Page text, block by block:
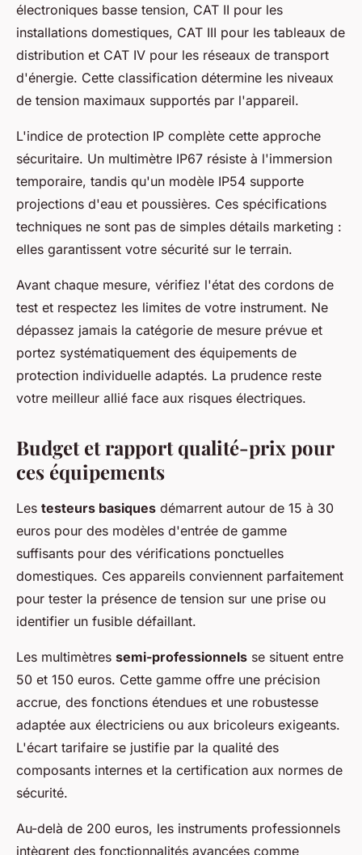
électroniques basse tension, CAT II pour les
installations domestiques, CAT III pour les tableaux de
distribution et CAT IV pour les réseaux de transport
d'énergie. Cette classification détermine les niveaux
de tension maximaux supportés par l'appareil.
L'indice de protection IP complète cette approche
sécuritaire. Un multimètre IP67 résiste à l'immersion
temporaire, tandis qu'un modèle IP54 supporte
projections d'eau et poussières. Ces spécifications
techniques ne sont pas de simples détails marketing :
elles garantissent votre sécurité sur le terrain.
Avant chaque mesure, vérifiez l'état des cordons de
test et respectez les limites de votre instrument. Ne
dépassez jamais la catégorie de mesure prévue et
portez systématiquement des équipements de
protection individuelle adaptés. La prudence reste
votre meilleur allié face aux risques électriques.
Budget et rapport qualité-prix pour
ces équipements
Les testeurs basiques démarrent autour de 15 à 30
euros pour des modèles d'entrée de gamme
suffisants pour des vérifications ponctuelles
domestiques. Ces appareils conviennent parfaitement
pour tester la présence de tension sur une prise ou
identifier un fusible défaillant.
Les multimètres semi-professionnels se situent entre
50 et 150 euros. Cette gamme offre une précision
accrue, des fonctions étendues et une robustesse
adaptée aux électriciens ou aux bricoleurs exigeants.
L'écart tarifaire se justifie par la qualité des
composants internes et la certification aux normes de
sécurité.
Au-delà de 200 euros, les instruments professionnels
intègrent des fonctionnalités avancées comme